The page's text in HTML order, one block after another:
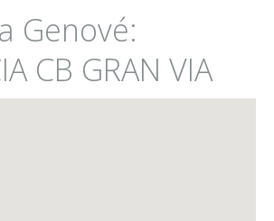
Genové:
CB GRAN VIA